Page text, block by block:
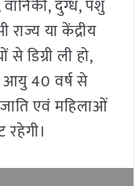
दुग्ध, पशु
या केंद्रीय
से डिग्री ली हो,
40 वर्ष से
एवं महिलाओं